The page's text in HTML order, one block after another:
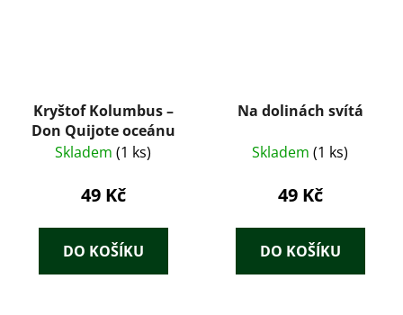
Kryštof Kolumbus –
Don Quijote oceánu
Skladem (1 ks)
49 Kč
DO KOŠÍKU
Na dolinách svítá
Skladem (1 ks)
49 Kč
DO KOŠÍKU